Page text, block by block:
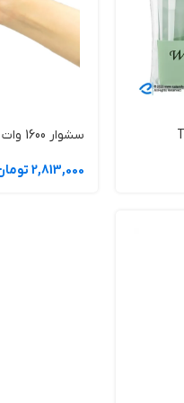
سشوار 1600 وات برند AUX
2,813,000 تومان